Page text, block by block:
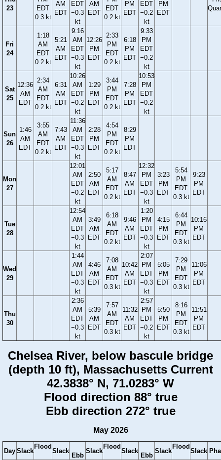
23
EDT
0.3 kt
AM
EDT
EDT
−0.3
kt
AM
EDT
EDT
0.2 kt
PM
EDT
EDT
−0.2
kt
PM
EDT
Fri
24
1:18
AM
EDT
0.2 kt
5:21
AM
EDT
9:16
AM
EDT
−0.3
kt
12:26
PM
EDT
2:33
PM
EDT
0.2 kt
6:18
PM
EDT
9:33
PM
EDT
−0.2
kt
Sat
25
12:36
AM
EDT
2:34
AM
EDT
0.2 kt
6:31
AM
EDT
10:26
AM
EDT
−0.2
kt
1:29
PM
EDT
3:44
PM
EDT
0.2 kt
7:28
PM
EDT
10:53
PM
EDT
−0.2
kt
Sun
26
1:46
AM
EDT
3:55
AM
EDT
0.2 kt
7:43
AM
EDT
11:36
AM
EDT
−0.3
kt
2:28
PM
EDT
4:54
PM
EDT
0.2 kt
8:29
PM
EDT
Mon
27
12:01
AM
EDT
−0.2
kt
2:50
AM
EDT
5:17
AM
EDT
0.2 kt
8:47
AM
EDT
12:32
PM
EDT
−0.3
kt
3:23
PM
EDT
5:54
PM
EDT
0.3 kt
9:23
PM
EDT
Tue
28
12:54
AM
EDT
−0.3
kt
3:49
AM
EDT
6:18
AM
EDT
0.2 kt
9:46
AM
EDT
1:20
PM
EDT
−0.3
kt
4:15
PM
EDT
6:44
PM
EDT
0.3 kt
10:16
PM
EDT
Wed
29
1:44
AM
EDT
−0.3
kt
4:46
AM
EDT
7:08
AM
EDT
0.3 kt
10:42
AM
EDT
2:07
PM
EDT
−0.3
kt
5:05
PM
EDT
7:29
PM
EDT
0.3 kt
11:06
PM
EDT
Thu
30
2:36
AM
EDT
−0.3
kt
5:39
AM
EDT
7:57
AM
EDT
0.3 kt
11:32
AM
EDT
2:57
PM
EDT
−0.2
kt
5:50
PM
EDT
8:16
PM
EDT
0.3 kt
11:51
PM
EDT
Chelsea River, below bascule bridge
(depth 10 ft), Massachusetts Current
42.3838° N, 71.0283° W
Flood direction 88° true
Ebb direction 272° true
May 2026
Day Slack
Flood
Slack
Ebb
Slack
Flood
Slack
Ebb
Slack
Flood
Slack